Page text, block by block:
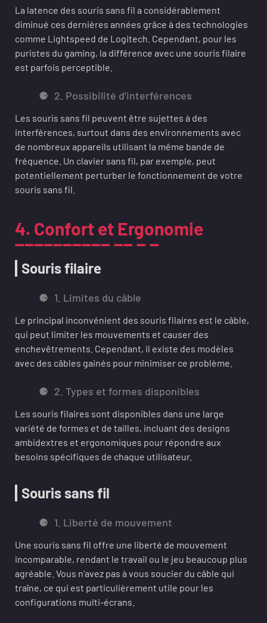
La latence des souris sans fil a considérablement
diminué ces dernières années grâce à des technologies
comme Lightspeed de Logitech. Cependant, pour les
puristes du gaming, la différence avec une souris filaire
est parfois perceptible.
2. Possibilité d’interférences
Les souris sans fil peuvent être sujettes à des
interférences, surtout dans des environnements avec
de nombreux appareils utilisant la même bande de
fréquence. Un clavier sans fil, par exemple, peut
potentiellement perturber le fonctionnement de votre
souris sans fil.
4. Confort et Ergonomie
Souris filaire
1. Limites du câble
Le principal inconvénient des souris filaires est le câble,
qui peut limiter les mouvements et causer des
enchevêtrements. Cependant, il existe des modèles
avec des câbles gainés pour minimiser ce problème.
2. Types et formes disponibles
Les souris filaires sont disponibles dans une large
variété de formes et de tailles, incluant des designs
ambidextres et ergonomiques pour répondre aux
besoins spécifiques de chaque utilisateur.
Souris sans fil
1. Liberté de mouvement
Une souris sans fil offre une liberté de mouvement
incomparable, rendant le travail ou le jeu beaucoup plus
agréable. Vous n’avez pas à vous soucier du câble qui
traîne, ce qui est particulièrement utile pour les
configurations multi-écrans.